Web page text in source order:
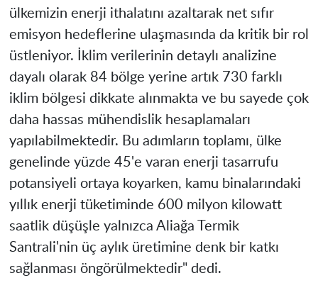
ülkemizin enerji ithalatını azaltarak net sıfır
emisyon hedeflerine ulaşmasında da kritik bir rol
üstleniyor. İklim verilerinin detaylı analizine
dayalı olarak 84 bölge yerine artık 730 farklı
iklim bölgesi dikkate alınmakta ve bu sayede çok
daha hassas mühendislik hesaplamaları
yapılabilmektedir. Bu adımların toplamı, ülke
genelinde yüzde 45'e varan enerji tasarrufu
potansiyeli ortaya koyarken, kamu binalarındaki
yıllık enerji tüketiminde 600 milyon kilowatt
saatlik düşüşle yalnızca Aliağa Termik
Santrali'nin üç aylık üretimine denk bir katkı
sağlanması öngörülmektedir" dedi.